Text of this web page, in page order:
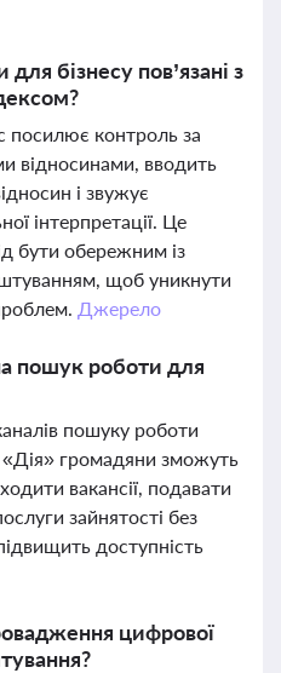
бізнесу пов’язані з
посилює контроль за
відносинами, вводить
і звужує
інтерпретації. Це
бути обережним із
щоб уникнути
Джерело
пошук роботи для
пошуку роботи
громадяни зможуть
вакансії, подавати
зайнятості без
доступність
цифрової